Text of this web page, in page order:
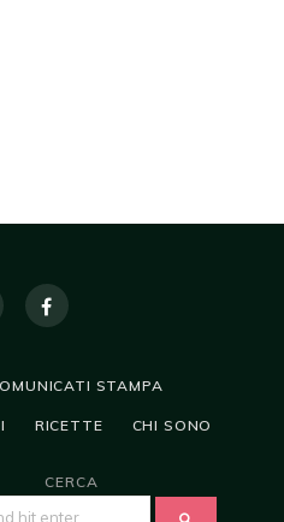
STAMPA
RICETTE CHI SONO
CERCA